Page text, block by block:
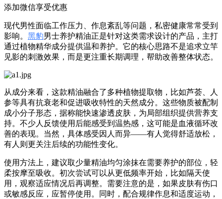
添加微信享受优惠
现代男性面临工作压力、作息紊乱等问题，私密健康常常受到
影响。 黑豹男士养护精油正是针对这类需求设计的产品，主打
通过植物精华成分提供温和养护。它的核心思路不是追求立竿
见影的刺激效果，而是更注重长期调理，帮助改善整体状态。
从成分来看，这款精油融合了多种植物提取物，比如芦荟、人
参等具有抗衰老和促进吸收特性的天然成分。这些物质被配制
成小分子形态，据称能快速渗透皮肤，为局部组织提供营养支
持。不少人反馈使用后能感受到温热感，这可能是血液循环改
善的表现。当然，具体感受因人而异——有人觉得舒适放松，
有人则更关注后续的功能性变化。
使用方法上，建议取少量精油均匀涂抹在需要养护的部位，轻
柔按摩至吸收。初次尝试可以从更低频率开始，比如隔天使
用，观察适应情况后再调整。需要注意的是，如果皮肤有伤口
或敏感反应，应暂停使用。同时，配合规律作息和适度运动，